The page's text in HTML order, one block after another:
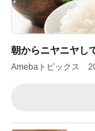
疲